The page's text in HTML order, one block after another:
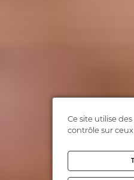
Ce site utilise
contrôle sur